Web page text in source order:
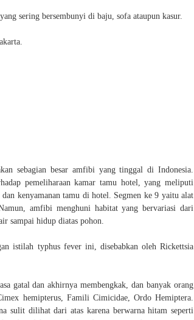
sering bersembunyi di baju, sofa ataupun kasur.
sebagian besar amfibi yang tinggal di Indonesia.
pemeliharaan kamar tamu hotel, yang meliputi
kenyamanan tamu di hotel. Segmen ke 9 yaitu alat
amfibi menghuni habitat yang bervariasi dari
sampai hidup diatas pohon.
istilah typhus fever ini, disebabkan oleh Rickettsia
gatal dan akhirnya membengkak, dan banyak orang
hemipterus, Famili Cimicidae, Ordo Hemiptera.
sulit dilihat dari atas karena berwarna hitam seperti